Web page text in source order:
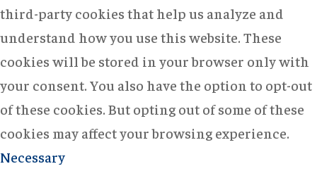
third-party cookies that help us analyze and
understand how you use this website. These
cookies will be stored in your browser only with
your consent. You also have the option to opt-out
of these cookies. But opting out of some of these
cookies may affect your browsing experience.
Necessary